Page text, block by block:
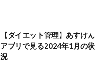
【ダイエット管理】あすけん
アプリで見る2024年1月の状
況